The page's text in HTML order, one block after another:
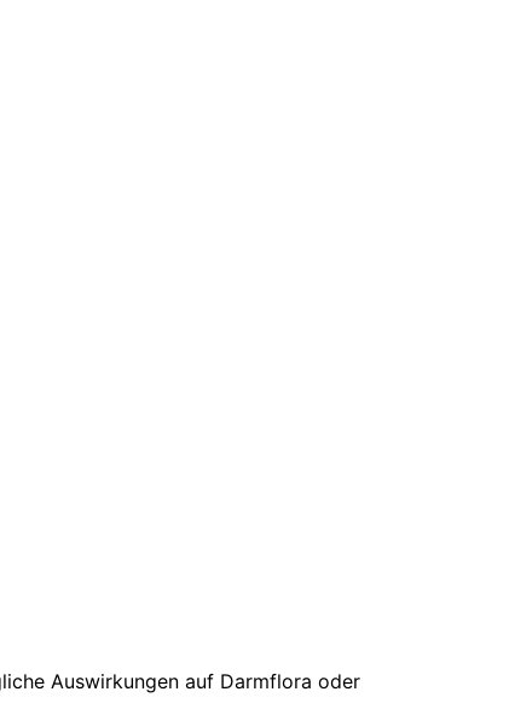
Auswirkungen auf Darmflora oder